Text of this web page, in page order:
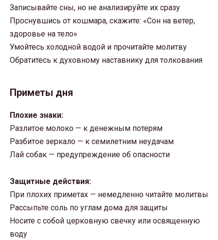
Записывайте сны, но не анализируйте их сразу
Проснувшись от кошмара, скажите: «Сон на ветер,
здоровье на тело»
Умойтесь холодной водой и прочитайте молитву
Обратитесь к духовному наставнику для толкования
Приметы дня
Плохие знаки:
Разлитое молоко — к денежным потерям
Разбитое зеркало — к семилетним неудачам
Лай собак — предупреждение об опасности
Защитные действия:
При плохих приметах — немедленно читайте молитвы
Рассыпьте соль по углам дома для защиты
Носите с собой церковную свечку или освященную
воду